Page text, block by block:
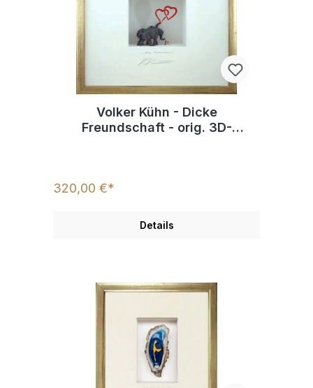
Volker Kühn - Dicke
Freundschaft - orig. 3D-
320,00 €*
Details